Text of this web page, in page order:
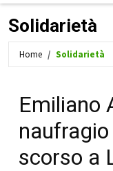
Solidarietà
Home Solidarietà
Emiliano
scorso a